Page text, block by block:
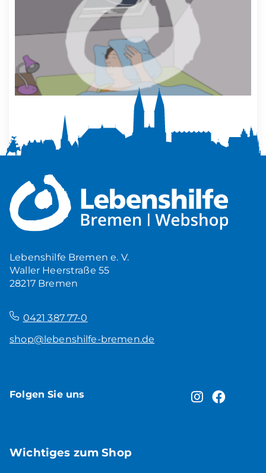
Mehr Ruhe zuhause
5,00€
Lebenshilfe Bremen e. V.
Waller Heerstraße 55
28217 Bremen
0421 387 77-0
shop@lebenshilfe-bremen.de
Folgen Sie uns
Wichtiges zum Shop